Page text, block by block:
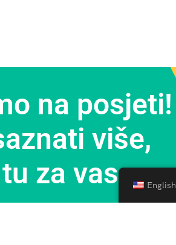
na posjeti!
više,
za vas.
English